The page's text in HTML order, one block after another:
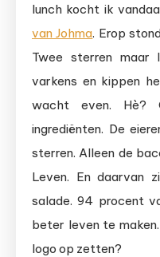
lunch kocht ik
van Johma. Erop
Twee sterren
varkens en kippen
wacht even.
ingrediënten. De
sterren. Alleen de
Leven. En daarvan
salade. 94 procent
beter leven te
logo op zetten?